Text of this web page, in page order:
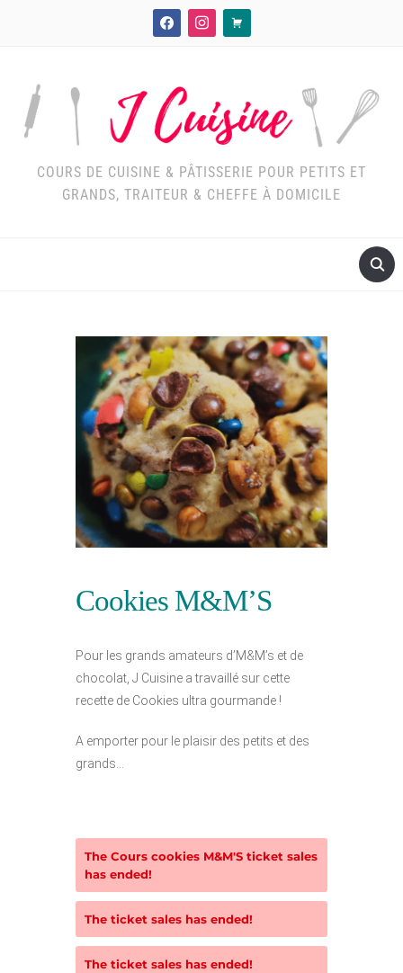
facebookinstagram
cart
COURS DE CUISINE & PÂTISSERIE POUR PETITS ET
GRANDS, TRAITEUR & CHEFFE À DOMICILE
Cookies M&M’S
Pour les grands amateurs d’M&M’s et de
chocolat, J Cuisine a travaillé sur cette
recette de Cookies ultra gourmande !
A emporter pour le plaisir des petits et des
grands…
The Cours cookies M&M'S ticket sales
has ended!
The ticket sales has ended!
The ticket sales has ended!